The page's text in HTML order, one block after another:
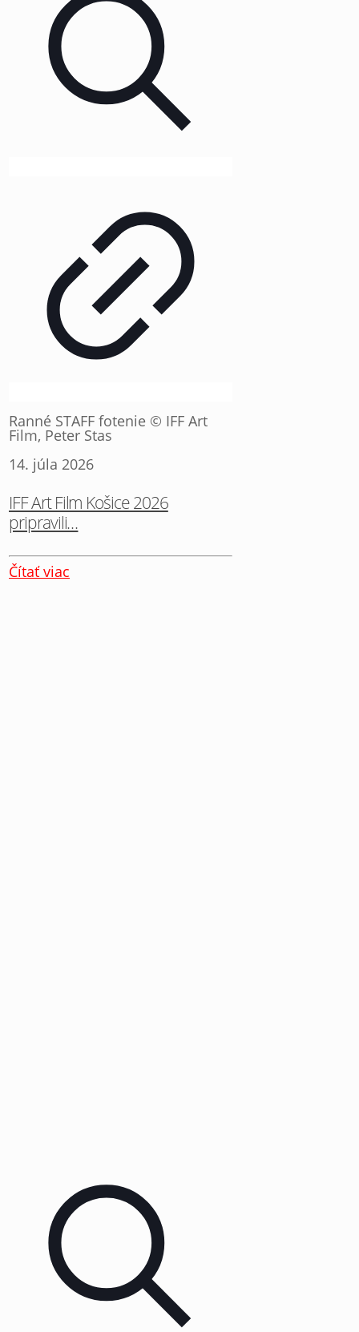
Ranné STAFF fotenie © IFF Art
Film, Peter Stas
14. júla 2026
IFF Art Film Košice 2026
pripravili…
Čítať viac